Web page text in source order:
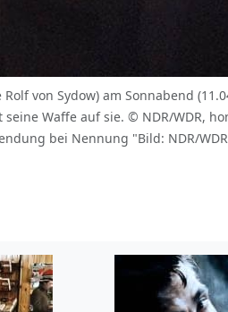
von Sydow) am Sonnabend
Waffe auf sie. © NDR/WDR,
bei Nennung "Bild: NDR/